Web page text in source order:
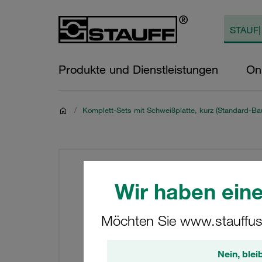
Wir haben
Möchten Sie
Nein,
Produkte und Dienstleistungen
/ Komplett-Sets mit Schweißplatte, kurz (Standard-